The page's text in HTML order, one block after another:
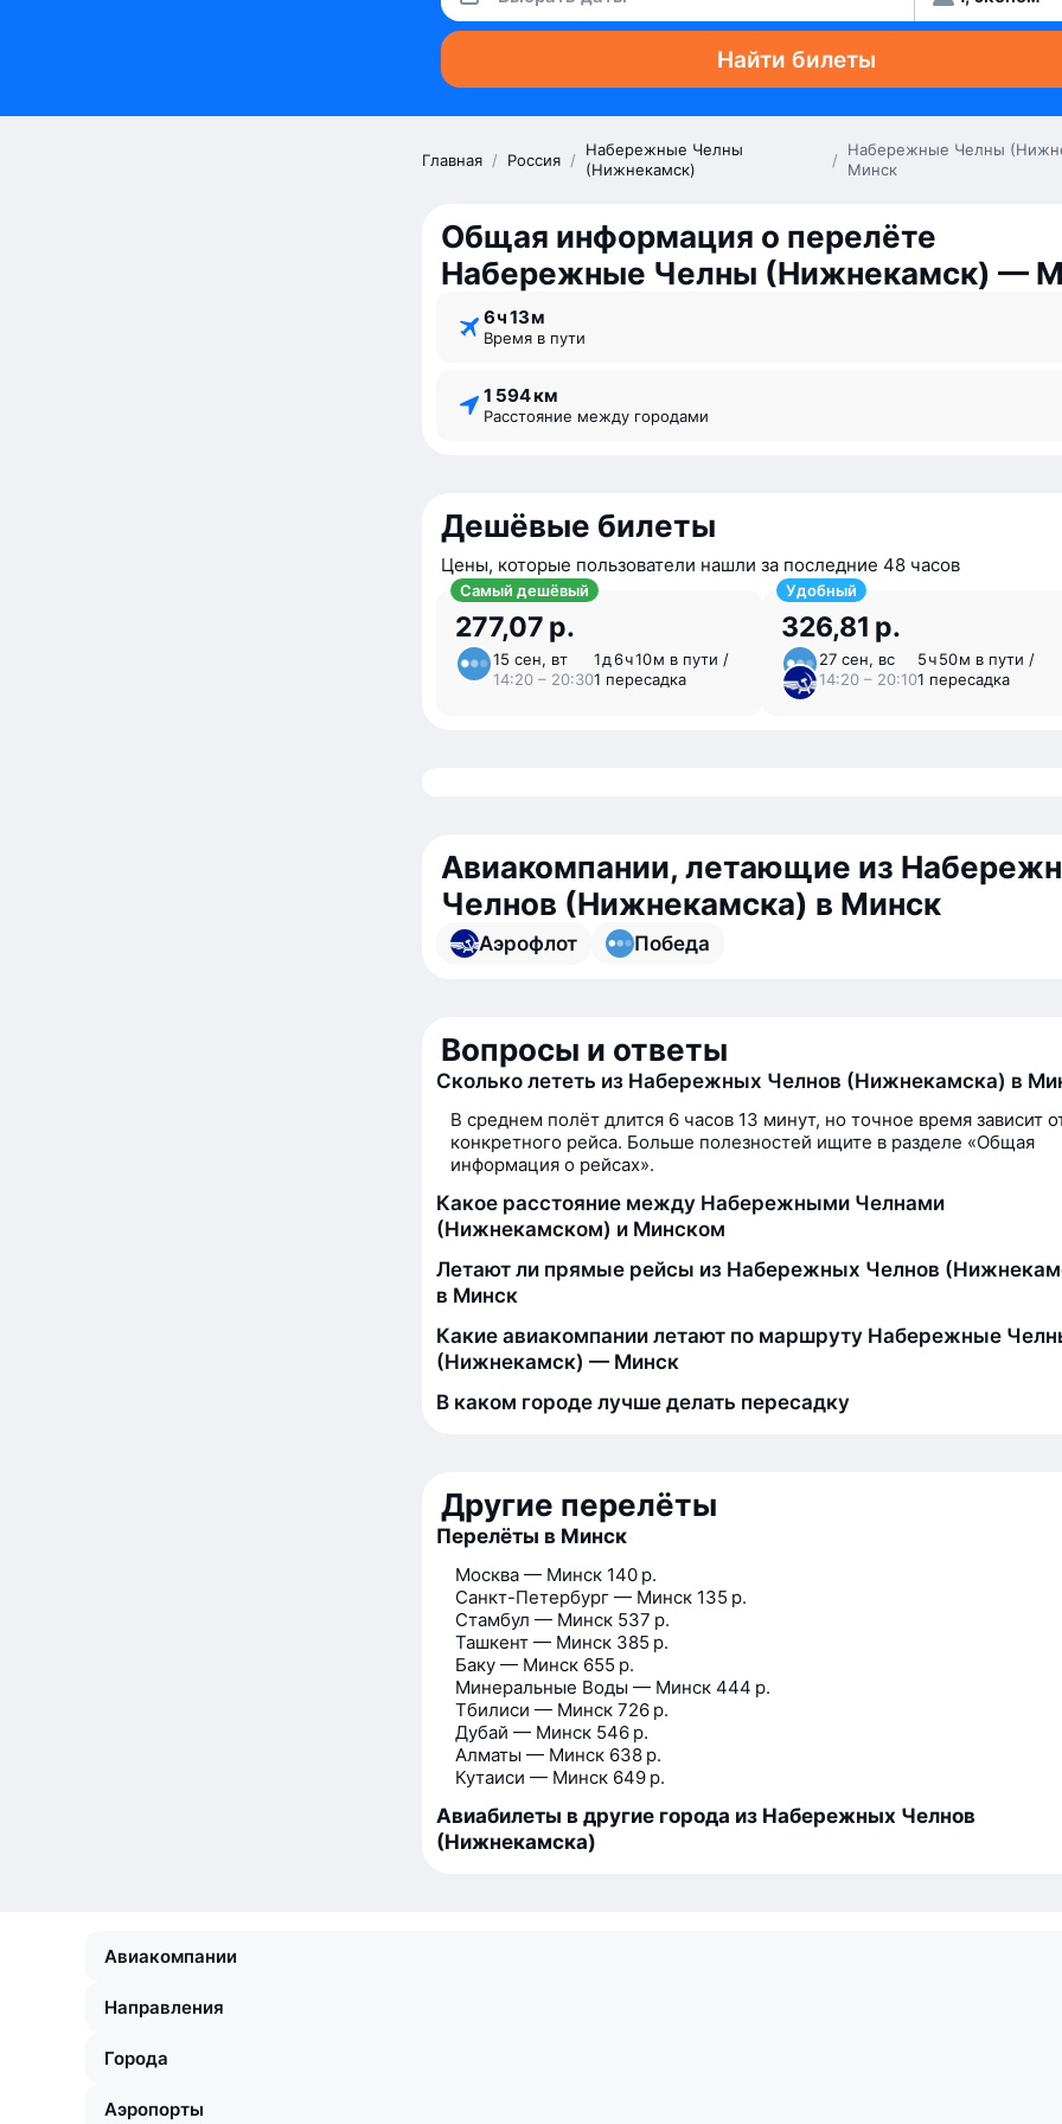
Найти билеты
Главная / Россия /
Набережные Челны
(Нижнекамск)
/
Набережные Челны
Минск
Общая информация о перелёте
Набережные Челны (Нижнекамск) —
6 ⁠ч 13 ⁠м
Время в пути
1 594 км
Расстояние между городами
Дешёвые билеты
Цены, которые пользователи нашли за последние 48 часов
Самый дешёвый
277,07 р.
15 сен, вт
14:20 – 20:30
1 ⁠д 6 ⁠ч 10 ⁠м в пути /
1 пересадка
Удобный
326,81 р.
27 сен, вс
14:20 – 20:10
5 ⁠ч 50 ⁠м в пути /
1 пересадка
Авиакомпании, летающие из
Челнов (Нижнекамска) в Минск
Аэрофлот Победа
Вопросы и ответы
Сколько лететь из Набережных Челнов (Нижнекамска) в
В среднем полёт длится 6 часов 13 минут, но точное время зависит
конкретного рейса. Больше полезностей ищите в разделе «Общая
информация о рейсах».
Какое расстояние между Набережными Челнами
(Нижнекамском) и Минском
Летают ли прямые рейсы из Набережных Челнов
в Минск
Какие авиакомпании летают по маршруту Набережные
(Нижнекамск) — Минск
В каком городе лучше делать пересадку
Другие перелёты
Перелёты в Минск
Москва — Минск 140 р.
Санкт-Петербург — Минск 135 р.
Стамбул — Минск 537 р.
Ташкент — Минск 385 р.
Баку — Минск 655 р.
Минеральные Воды — Минск 444 р.
Тбилиси — Минск 726 р.
Дубай — Минск 546 р.
Алматы — Минск 638 р.
Кутаиси — Минск 649 р.
Авиабилеты в другие города из Набережных Челнов
(Нижнекамска)
Авиакомпании
Направления
Города
Аэропорты